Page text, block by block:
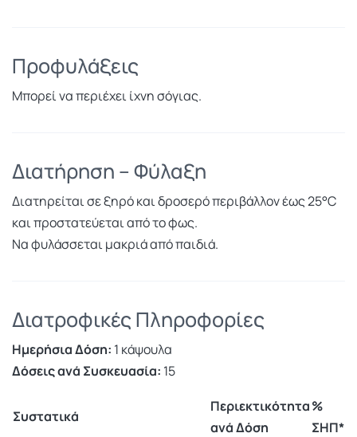
Προφυλάξεις
Μπορεί να περιέχει ίχνη σόγιας.
Διατήρηση – Φύλαξη
Διατηρείται σε ξηρό και δροσερό περιβάλλον έως 25°C
και προστατεύεται από το φως.
Να φυλάσσεται μακριά από παιδιά.
Διατροφικές Πληροφορίες
Ημερήσια Δόση: 1 κάψουλα
Δόσεις ανά Συσκευασία: 15
Συστατικά
Περιεκτικότητα
ανά Δόση
%
ΣΗΠ*